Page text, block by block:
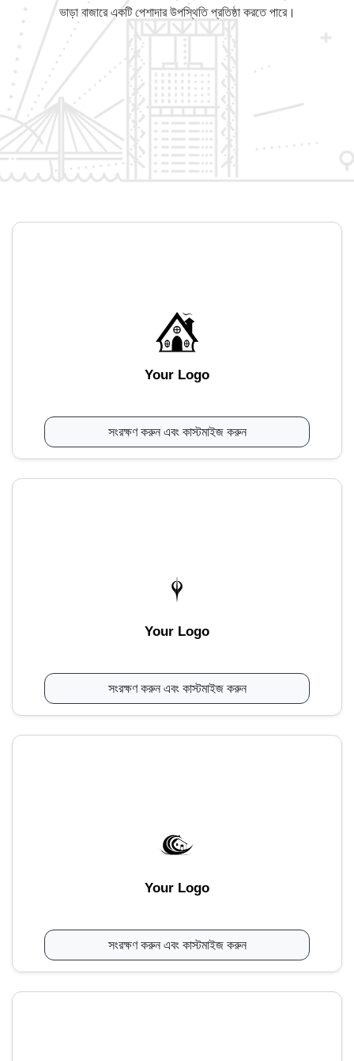
ভাড়া বাজারে একটি পেশাদার উপস্থিতি প্রতিষ্ঠা করতে পারে।
Your Logo
সংরক্ষণ করুন এবং কাস্টমাইজ করুন
Your Logo
সংরক্ষণ করুন এবং কাস্টমাইজ করুন
Your Logo
সংরক্ষণ করুন এবং কাস্টমাইজ করুন